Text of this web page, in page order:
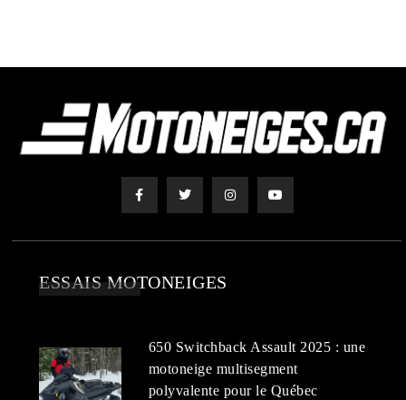
ESSAIS MOTONEIGES
650 Switchback Assault 2025 : une
motoneige multisegment
polyvalente pour le Québec